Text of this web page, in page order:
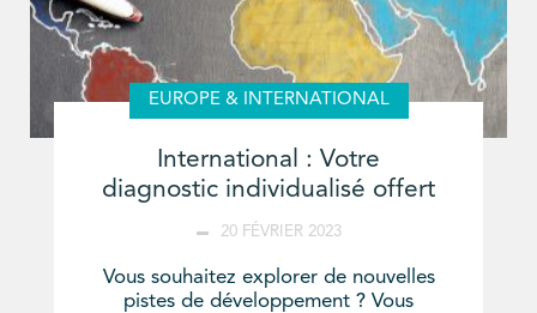
EUROPE & INTERNATIONAL
International : Votre
diagnostic individualisé offert
20 FÉVRIER 2023
Vous souhaitez explorer de nouvelles
pistes de développement ? Vous